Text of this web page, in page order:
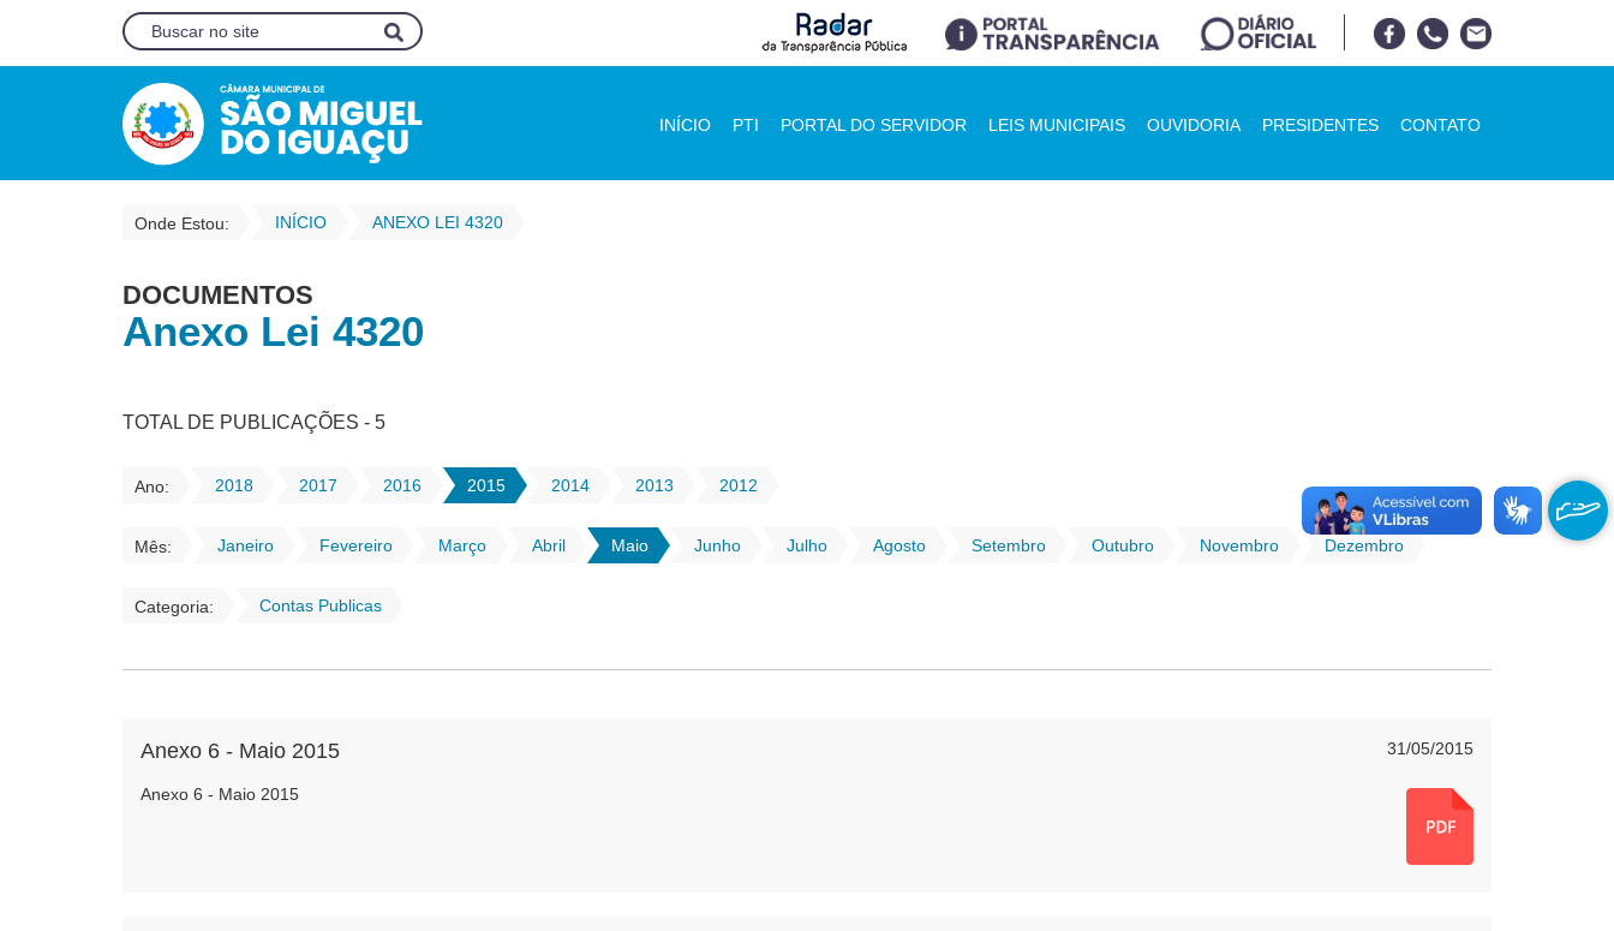
INÍCIO PTI PORTAL DO SERVIDOR LEIS MUNICIPAIS OUVIDORIA PRESIDENTES CONTATO
Onde Estou: INÍCIO ANEXO LEI 4320
DOCUMENTOS
Anexo Lei 4320
TOTAL DE PUBLICAÇÕES - 5
Ano: 2018 2017 2016 2015 2014 2013 2012
Mês: Janeiro Fevereiro Março Abril Maio Junho Julho Agosto Setembro Outubro Novembro Dezembro
Categoria: Contas Publicas
31/05/2015
Anexo 6 - Maio 2015
Anexo 6 - Maio 2015